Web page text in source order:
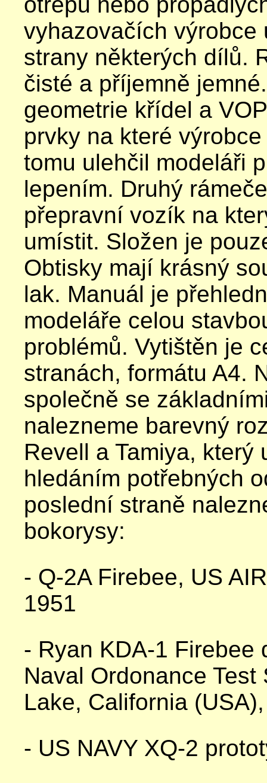
vyhazovačích výrobce
strany některých dílů.
čisté a příjemně
geometrie křídel a
prvky na které
tomu ulehčil modeláři
lepením. Druhý
přepravní vozík na
umístit. Složen je
Obtisky mají krásný
lak. Manuál je
modeláře celou
problémů. Vytištěn je
stranách, formátu A4.
společně se
nalezneme barevný
Revell a Tamiya, který
hledáním potřebných
poslední straně
bokorysy:
- Q-2A Firebee, US
1951
- Ryan KDA-1 Firebee
Naval Ordonance Test
Lake, California
- US NAVY XQ-2